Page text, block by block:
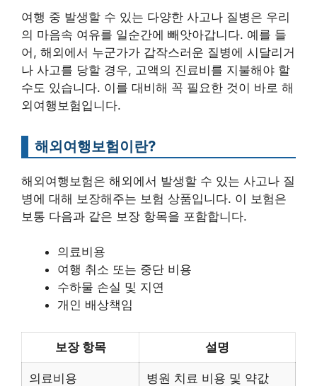
여행 중 발생할 수 있는 다양한 사고나 질병은 우리
의 마음속 여유를 일순간에 빼앗아갑니다. 예를 들
어, 해외에서 누군가가 갑작스러운 질병에 시달리거
나 사고를 당할 경우, 고액의 진료비를 지불해야 할
수도 있습니다. 이를 대비해 꼭 필요한 것이 바로 해
외여행보험입니다.
해외여행보험이란?
해외여행보험은 해외에서 발생할 수 있는 사고나 질
병에 대해 보장해주는 보험 상품입니다. 이 보험은
보통 다음과 같은 보장 항목을 포함합니다.
의료비용
여행 취소 또는 중단 비용
수하물 손실 및 지연
개인 배상책임
보장 항목 설명
의료비용 병원 치료 비용 및 약값